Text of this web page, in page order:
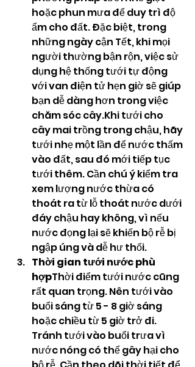
hoặc phun mưa để duy trì độ
ẩm cho đất. Đặc biệt, trong
những ngày cận Tết, khi mọi
người thường bận rộn, việc sử
dụng hệ thống tưới tự động
với van điện tử hẹn giờ sẽ giúp
bạn dễ dàng hơn trong việc
chăm sóc cây.Khi tưới cho
cây mai trồng trong chậu, hãy
tưới nhẹ một lần để nước thấm
vào đất, sau đó mới tiếp tục
tưới thêm. Cần chú ý kiểm tra
xem lượng nước thừa có
thoát ra từ lỗ thoát nước dưới
đáy chậu hay không, vì nếu
nước đọng lại sẽ khiến bộ rễ bị
ngập úng và dễ hư thối.
Thời gian tưới nước phù
hợpThời điểm tưới nước cũng
rất quan trọng. Nên tưới vào
buổi sáng từ 5 - 8 giờ sáng
hoặc chiều từ 5 giờ trở đi.
Tránh tưới vào buổi trưa vì
nước nóng có thể gây hại cho